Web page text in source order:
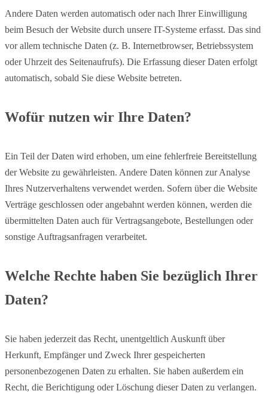
Andere Daten werden automatisch oder nach Ihrer Einwilligung
beim Besuch der Website durch unsere IT-Systeme erfasst. Das sind
vor allem technische Daten (z. B. Internetbrowser, Betriebssystem
oder Uhrzeit des Seitenaufrufs). Die Erfassung dieser Daten erfolgt
automatisch, sobald Sie diese Website betreten.
Wofür nutzen wir Ihre Daten?
Ein Teil der Daten wird erhoben, um eine fehlerfreie Bereitstellung
der Website zu gewährleisten. Andere Daten können zur Analyse
Ihres Nutzerverhaltens verwendet werden. Sofern über die Website
Verträge geschlossen oder angebahnt werden können, werden die
übermittelten Daten auch für Vertragsangebote, Bestellungen oder
sonstige Auftragsanfragen verarbeitet.
Welche Rechte haben Sie bezüglich Ihrer
Daten?
Sie haben jederzeit das Recht, unentgeltlich Auskunft über
Herkunft, Empfänger und Zweck Ihrer gespeicherten
personenbezogenen Daten zu erhalten. Sie haben außerdem ein
Recht, die Berichtigung oder Löschung dieser Daten zu verlangen.